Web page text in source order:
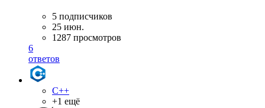
5 подписчиков
25 июн.
1287 просмотров
6
ответов
C++
+1 ещё